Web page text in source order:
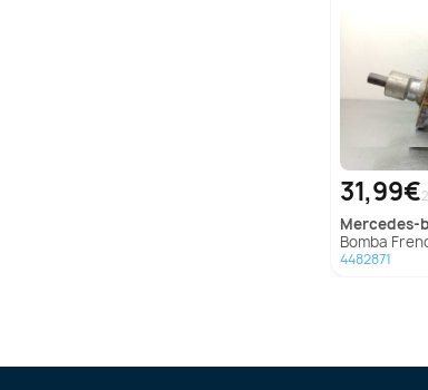
31,99€
mercedes-
Bomba Freno para
4482871